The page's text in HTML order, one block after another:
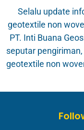
Selalu update
geotextile non
PT. Inti Buana
seputar
geotextile non